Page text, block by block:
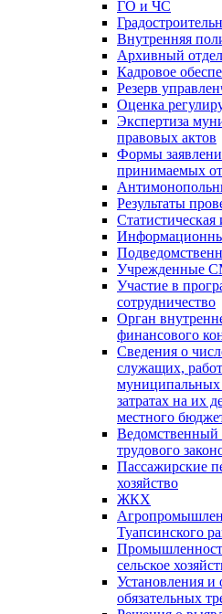
ГО и ЧС
Внутренняя
Архивный отдел
Кадровое
Резерв
Оценка
Экспертиза
правовых актов
Формы
принимаемых
Результаты
Учрежденные
Участие в
сотрудничество
Орган
финансового
Сведения о
служащих,
муниципальных
затратах на их
местного
Ведомственный
трудового
Пассажирские
хозяйство
ЖКХ
Туапсинского
сельское
Установления
обязательных